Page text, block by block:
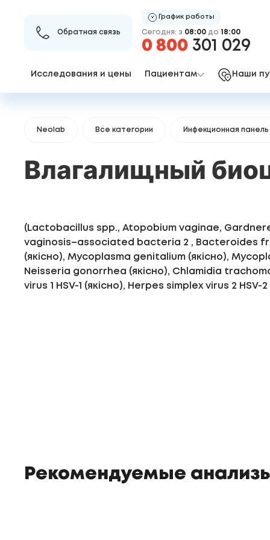
Обратная связь
График работы
Сегодня: з 08:00 до 18:00
0 800 301 029
Исследования и цены Пациентам Наши
Neolab Все категории Инфекционная панель
Влагалищный
(Lactobacillus spp., Atopobium vaginae,
vaginosis–associated bacteria 2 , Bacteroides
(якісно), Mycoplasma genitalium (якісно),
Neisseria gonorrhea (якісно), Сhlamidia
virus 1 HSV-1 (якісно), Herpes simplex virus 2 HSV-2
Рекомендуемые